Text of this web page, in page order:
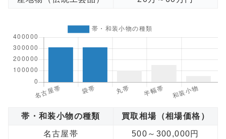
帯・和装小物の種類 買取相場（相場価格）
名古屋帯 500～300,000円